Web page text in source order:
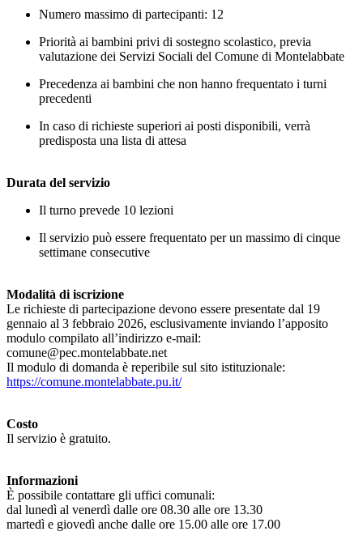
Numero massimo di partecipanti: 12
Priorità ai bambini privi di sostegno scolastico, previa
valutazione dei Servizi Sociali del Comune di Montelabbate
Precedenza ai bambini che non hanno frequentato i turni
precedenti
In caso di richieste superiori ai posti disponibili, verrà
predisposta una lista di attesa
Durata del servizio
Il turno prevede 10 lezioni
Il servizio può essere frequentato per un massimo di cinque
settimane consecutive
Modalità di iscrizione
Le richieste di partecipazione devono essere presentate dal 19
gennaio al 3 febbraio 2026, esclusivamente inviando l’apposito
modulo compilato all’indirizzo e-mail:
comune@pec.montelabbate.net
Il modulo di domanda è reperibile sul sito istituzionale:
https://comune.montelabbate.pu.it/
Costo
Il servizio è gratuito.
Informazioni
È possibile contattare gli uffici comunali:
dal lunedì al venerdì dalle ore 08.30 alle ore 13.30
martedì e giovedì anche dalle ore 15.00 alle ore 17.00